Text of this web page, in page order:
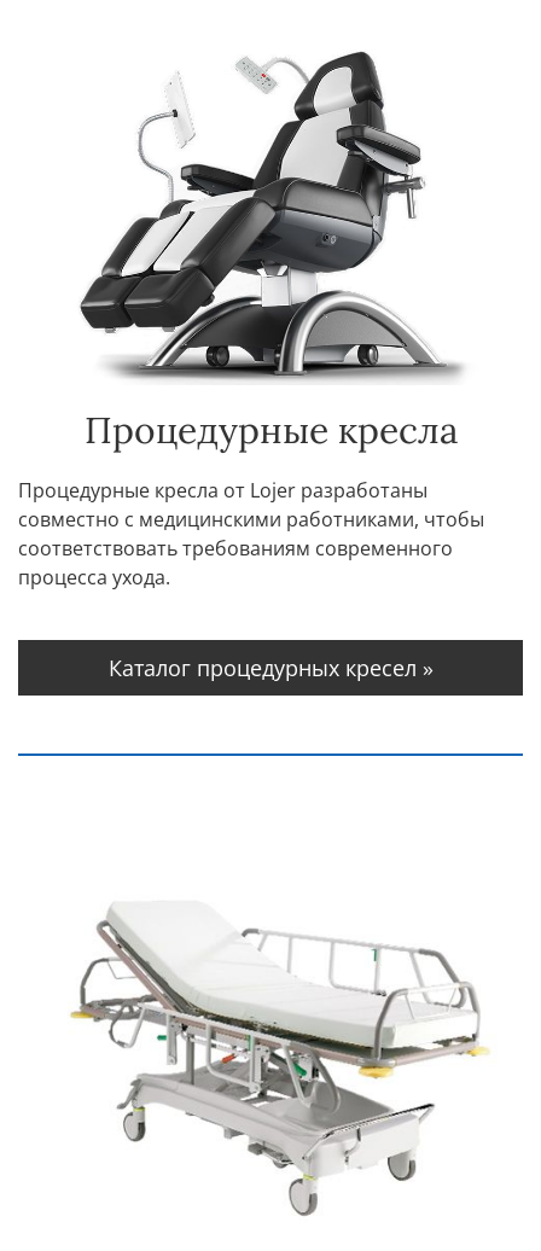
Процедурные кресла
Процедурные кресла от Lojer разработаны
совместно с медицинскими работниками, чтобы
соответствовать требованиям современного
процесса ухода.
Каталог процедурных кресел »